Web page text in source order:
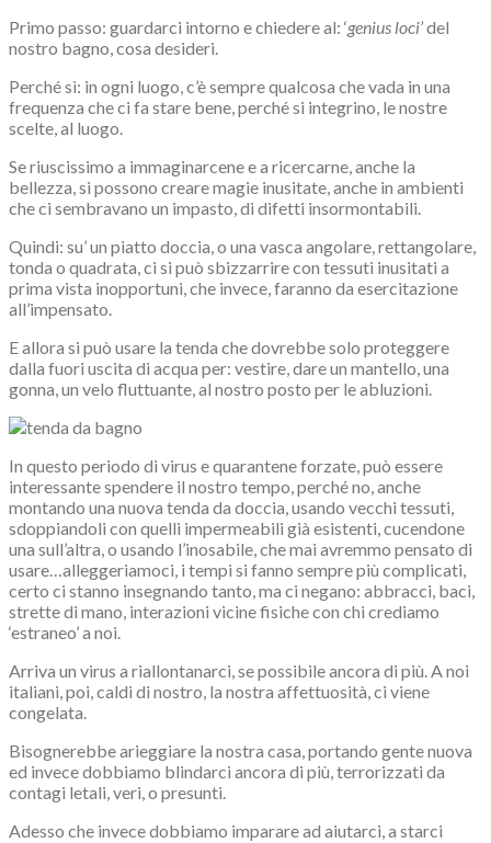
Primo passo: guardarci intorno e chiedere al: ‘genius loci’del
nostro bagno, cosa desideri.
Perché sì: in ogni luogo, c’è sempre qualcosa che vada in una
frequenza che ci fa stare bene, perché si integrino, le nostre
scelte, al luogo.
Se riuscissimo a immaginarcene e a ricercarne, anche la
bellezza, si possono creare magie inusitate, anche in ambienti
che ci sembravano un impasto, di difetti insormontabili.
Quindi: su’ un piatto doccia, o una vasca angolare, rettangolare,
tonda o quadrata, ci si può sbizzarrire con tessuti inusitati a
prima vista inopportuni, che invece, faranno da esercitazione
all’impensato.
E allora si può usare la tenda che dovrebbe solo proteggere
dalla fuori uscita di acqua per: vestire, dare un mantello, una
gonna, un velo fluttuante, al nostro posto per le abluzioni.
In questo periodo di virus e quarantene forzate, può essere
interessante spendere il nostro tempo, perché no, anche
montando una nuova tenda da doccia, usando vecchi tessuti,
sdoppiandoli con quelli impermeabili già esistenti, cucendone
una sull’altra, o usando l’inosabile, che mai avremmo pensato di
usare…alleggeriamoci, i tempi si fanno sempre più complicati,
certo ci stanno insegnando tanto, ma ci negano: abbracci, baci,
strette di mano, interazioni vicine fisiche con chi crediamo
‘estraneo’ a noi.
Arriva un virus a riallontanarci, se possibile ancora di più. A noi
italiani, poi, caldi di nostro, la nostra affettuosità, ci viene
congelata.
Bisognerebbe arieggiare la nostra casa, portando gente nuova
ed invece dobbiamo blindarci ancora di più, terrorizzati da
contagi letali, veri, o presunti.
Adesso che invece dobbiamo imparare ad aiutarci, a starci